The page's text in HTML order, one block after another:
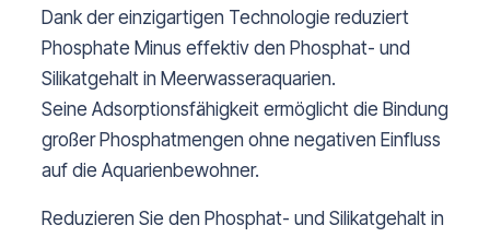
Dank der einzigartigen Technologie reduziert
Phosphate Minus effektiv den Phosphat- und
Silikatgehalt in Meerwasseraquarien.
Seine Adsorptionsfähigkeit ermöglicht die Bindung
großer Phosphatmengen ohne negativen Einfluss
auf die Aquarienbewohner.
Reduzieren Sie den Phosphat- und Silikatgehalt in